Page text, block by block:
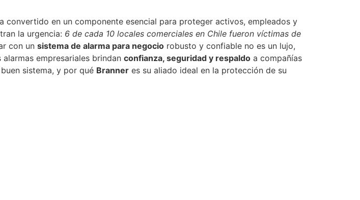
convertido en un componente esencial para proteger activos, empleados y
la urgencia: 6 de cada 10 locales comerciales en Chile fueron víctimas de
con un sistema de alarma para negocio robusto y confiable no es un lujo,
empresariales brindan confianza, seguridad y respaldo a compañías
sistema, y por qué Branner es su aliado ideal en la protección de su